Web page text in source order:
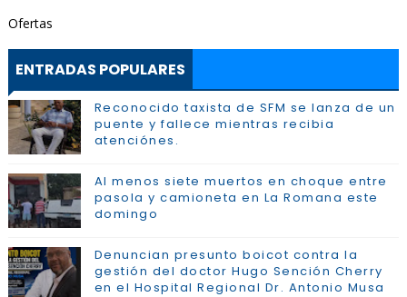
Ofertas
ENTRADAS POPULARES
Reconocido taxista de SFM se lanza de un
puente y fallece mientras recibia
atenciónes.
Al menos siete muertos en choque entre
pasola y camioneta en La Romana este
domingo
Denuncian presunto boicot contra la
gestión del doctor Hugo Sención Cherry
en el Hospital Regional Dr. Antonio Musa